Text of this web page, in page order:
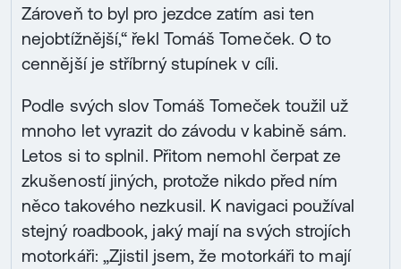
Zároveň to byl pro jezdce zatím asi ten
nejobtížnější,“ řekl Tomáš Tomeček. O to
cennější je stříbrný stupínek v cíli.
Podle svých slov Tomáš Tomeček toužil už
mnoho let vyrazit do závodu v kabině sám.
Letos si to splnil. Přitom nemohl čerpat ze
zkušeností jiných, protože nikdo před ním
něco takového nezkusil. K navigaci používal
stejný roadbook, jaký mají na svých strojích
motorkáři: „Zjistil jsem, že motorkáři to mají